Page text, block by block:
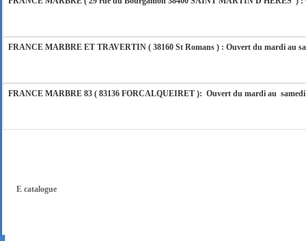
FRANCE MARBRE ET TRAVERTIN ( 38160 St Romans ) : Ouvert du mardi au
FRANCE MARBRE 83 ( 83136 FORCALQUEIRET ): Ouvert du mardi au samedi
FRANCE MARBRE 84 ( 84600 VALREAS ): Ouvert du mardi au samedi inclus de
E catalogue